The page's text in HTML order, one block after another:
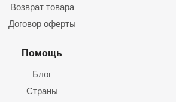
Возврат товара
Договор оферты
Помощь
Блог
Страны